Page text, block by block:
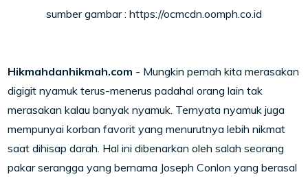
sumber gambar : https://ocmcdn.oomph.co.id
Hikmahdanhikmah.com - Mungkin pernah kita merasakan
digigit nyamuk terus-menerus padahal orang lain tak
merasakan kalau banyak nyamuk. Ternyata nyamuk juga
mempunyai korban favorit yang menurutnya lebih nikmat
saat dihisap darah. Hal ini dibenarkan oleh salah seorang
pakar serangga yang bernama Joseph Conlon yang berasal